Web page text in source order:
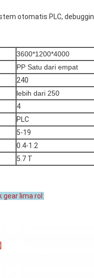
otomatis PLC,
3600*1200*4000
PP Satu dari empat
240
lebih dari 250
4
PLC
5-19
0.4-1.2
5.7 T
gear lima rol: